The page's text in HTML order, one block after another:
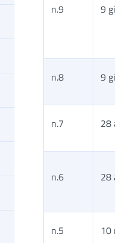
n.9 9
n.8 9
n.7 28
n.6 28
n.5 10